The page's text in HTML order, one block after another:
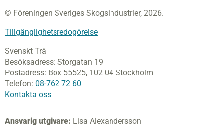
© Föreningen Sveriges Skogsindustrier, 2026.
Tillgänglighetsredogörelse
Svenskt Trä
Besöksadress: Storgatan 19
Postadress: Box 55525, 102 04 Stockholm
Telefon: 08-762 72 60
Kontakta oss
Ansvarig utgivare: Lisa Alexandersson